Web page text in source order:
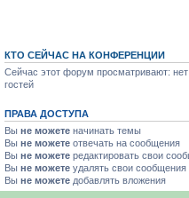
КТО СЕЙЧАС НА КОНФЕРЕНЦИИ
Сейчас этот форум просматривают:
гостей
ПРАВА ДОСТУПА
Вы не можете начинать темы
Вы не можете отвечать на сообщения
Вы не можете редактировать свои
Вы не можете удалять свои сообщения
Вы не можете добавлять вложения